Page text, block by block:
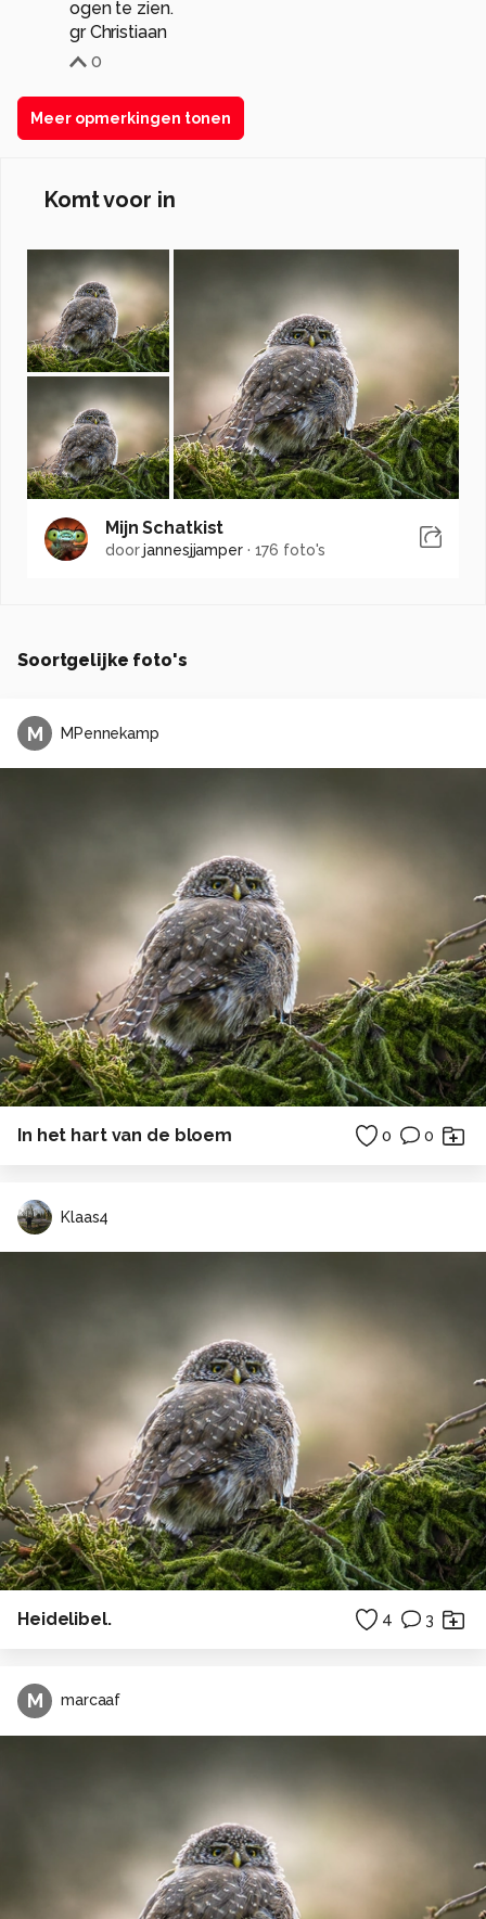
ogen te zien.
gr Christiaan
0
Meer opmerkingen tonen
Komt voor in
Mijn Schatkist
doorjannesjjamper· 176 foto's
Soortgelijke foto's
M MPennekamp
In het hart van de bloem 0 0
Klaas4
Heidelibel. 4 3
M marcaaf